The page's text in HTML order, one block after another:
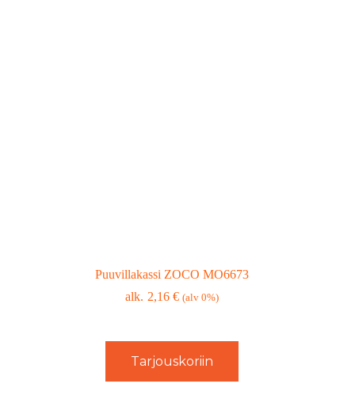
Puuvillakassi ZOCO MO6673
2,16€ (alv 0%)
Tarjouskoriin